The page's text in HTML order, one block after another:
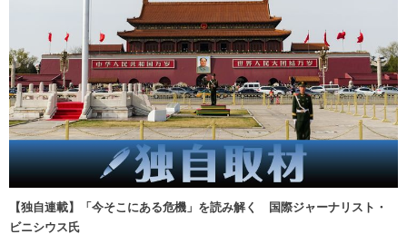
【独自連載】「今そこにある危機」を読み解く 国際ジャーナリスト・
ビニシウス氏